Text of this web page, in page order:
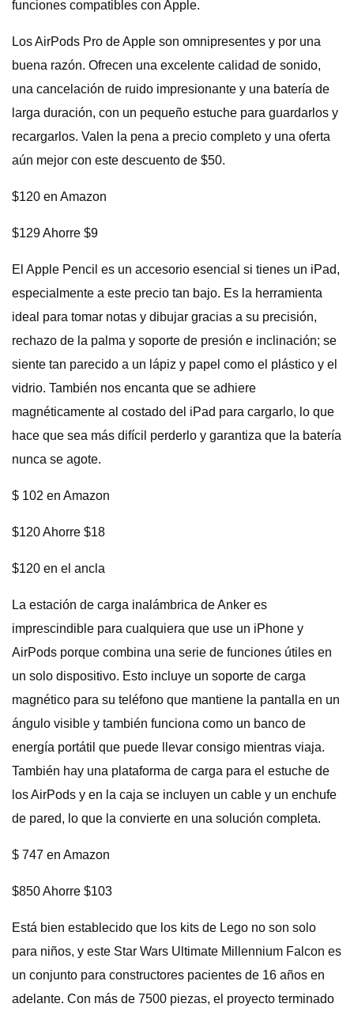
funciones compatibles con Apple.
Los AirPods Pro de Apple son omnipresentes y por una
buena razón. Ofrecen una excelente calidad de sonido,
una cancelación de ruido impresionante y una batería de
larga duración, con un pequeño estuche para guardarlos y
recargarlos. Valen la pena a precio completo y una oferta
aún mejor con este descuento de $50.
$120 en Amazon
$129 Ahorre $9
El Apple Pencil es un accesorio esencial si tienes un iPad,
especialmente a este precio tan bajo. Es la herramienta
ideal para tomar notas y dibujar gracias a su precisión,
rechazo de la palma y soporte de presión e inclinación; se
siente tan parecido a un lápiz y papel como el plástico y el
vidrio. También nos encanta que se adhiere
magnéticamente al costado del iPad para cargarlo, lo que
hace que sea más difícil perderlo y garantiza que la batería
nunca se agote.
$ 102 en Amazon
$120 Ahorre $18
$120 en el ancla
La estación de carga inalámbrica de Anker es
imprescindible para cualquiera que use un iPhone y
AirPods porque combina una serie de funciones útiles en
un solo dispositivo. Esto incluye un soporte de carga
magnético para su teléfono que mantiene la pantalla en un
ángulo visible y también funciona como un banco de
energía portátil que puede llevar consigo mientras viaja.
También hay una plataforma de carga para el estuche de
los AirPods y en la caja se incluyen un cable y un enchufe
de pared, lo que la convierte en una solución completa.
$ 747 en Amazon
$850 Ahorre $103
Está bien establecido que los kits de Lego no son solo
para niños, y este Star Wars Ultimate Millennium Falcon es
un conjunto para constructores pacientes de 16 años en
adelante. Con más de 7500 piezas, el proyecto terminado